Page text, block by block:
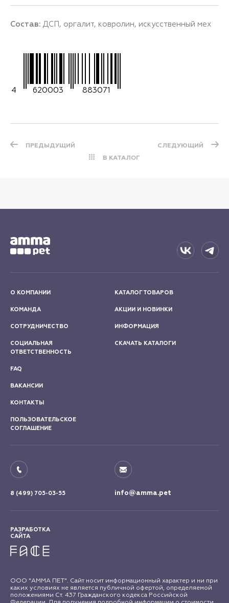
Состав: ДСП, оргалит, ковролин, искусственный мех
4 620003 883071
ПРЕДЫДУЩИЙ
В КАТАЛОГ
СЛЕДУЮЩИЙ
О КОМПАНИИ
КОМАНДА
СОТРУДНИЧЕСТВО
СОЦИАЛЬНАЯ
ОТВЕТСТВЕННОСТЬ
КАТАЛОГ ТОВАРОВ
АКЦИИ И НОВИНКИ
ИНФОРМАЦИЯ
СКАЧАТЬ КАТАЛОГИ
FAQ
ВАКАНСИИ
КОНТАКТЫ
ПОЛЬЗОВАТЕЛЬСКОЕ
СОГЛАШЕНИЕ
8 (499) 705-03-55 info@amma.pet
РАЗРАБОТКА
САЙТА
ООО "АММА ПЕТ". Сайт носит информационный характер и ни при
каких условиях не является публичной офертой, определяемой
положениями Ст. 437 Гражданского кодекса Российской